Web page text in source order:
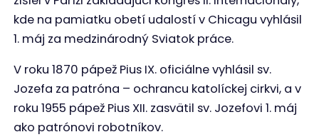
kde na pamiatku obetí udalostí v Chicagu vyhlásil
1. máj za medzinárodný Sviatok práce.
V roku 1870 pápež Pius IX. oficiálne vyhlásil sv.
Jozefa za patróna – ochrancu katolíckej cirkvi, a v
roku 1955 pápež Pius XII. zasvätil sv. Jozefovi 1. máj
ako patrónovi robotníkov.